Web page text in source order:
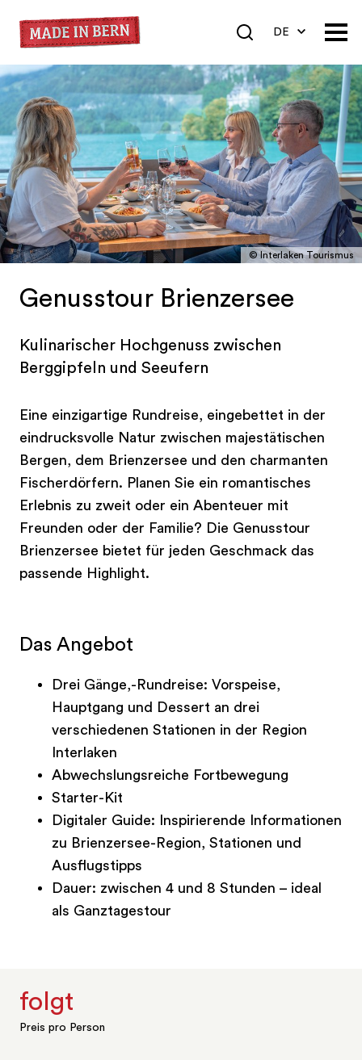
DE
FR
© Interlaken Tourismus
Genusstour Brienzersee
Kulinarischer Hochgenuss zwischen
Berggipfeln und Seeufern
Eine einzigartige Rundreise, eingebettet in der
eindrucksvolle Natur zwischen majestätischen
Bergen, dem Brienzersee und den charmanten
Fischerdörfern. Planen Sie ein romantisches
Erlebnis zu zweit oder ein Abenteuer mit
Freunden oder der Familie? Die Genusstour
Brienzersee bietet für jeden Geschmack das
passende Highlight.
Das Angebot
Drei Gänge,-Rundreise: Vorspeise,
Hauptgang und Dessert an drei
verschiedenen Stationen in der Region
Interlaken
Abwechslungsreiche Fortbewegung
Starter-Kit
Digitaler Guide: Inspirierende Informationen
zu Brienzersee-Region, Stationen und
Ausflugstipps
Dauer: zwischen 4 und 8 Stunden – ideal
als Ganztagestour
folgt
Preis pro Person